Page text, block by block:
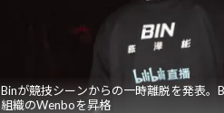
Binが競技シーンからの一時離脱を発表。
組織のWenboを昇格